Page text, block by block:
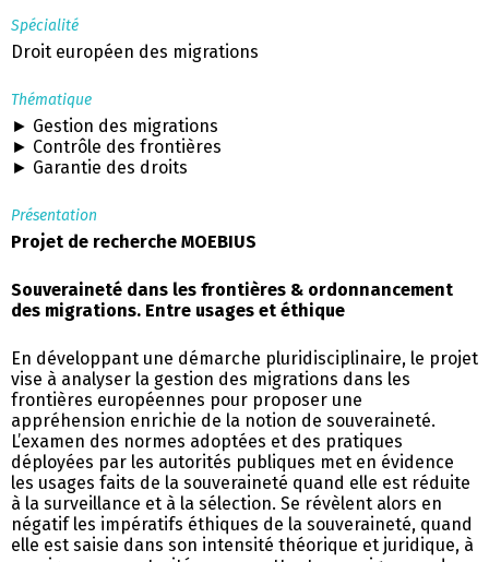
Spécialité
Droit européen des migrations
Thématique
► Gestion des migrations
► Contrôle des frontières
► Garantie des droits
Présentation
Projet de recherche MOEBIUS
Souveraineté dans les frontières & ordonnancement
des migrations. Entre usages et éthique
En développant une démarche pluridisciplinaire, le projet
vise à analyser la gestion des migrations dans les
frontières européennes pour proposer une
appréhension enrichie de la notion de souveraineté.
L’examen des normes adoptées et des pratiques
déployées par les autorités publiques met en évidence
les usages faits de la souveraineté quand elle est réduite
à la surveillance et à la sélection. Se révèlent alors en
négatif les impératifs éthiques de la souveraineté, quand
elle est saisie dans son intensité théorique et juridique, à